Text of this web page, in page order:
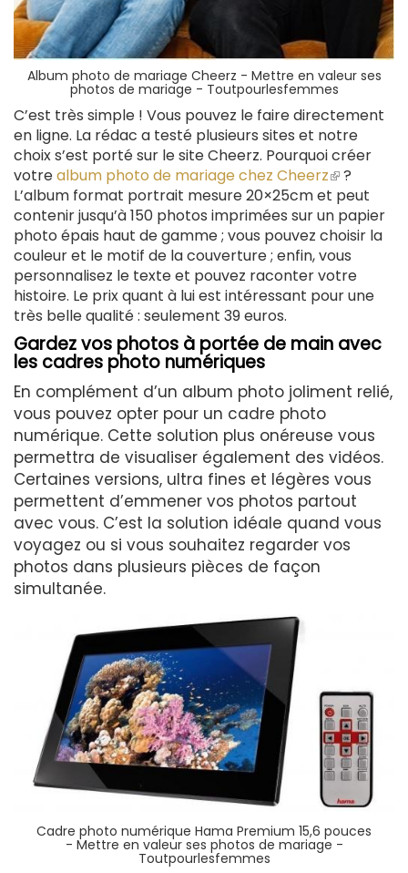
Album photo de mariage Cheerz - Mettre en valeur ses
photos de mariage - Toutpourlesfemmes
C’est très simple ! Vous pouvez le faire directement
en ligne. La rédac a testé plusieurs sites et notre
choix s’est porté sur le site Cheerz. Pourquoi créer
votrealbum photo de mariage chez Cheerz(le
lien
est
externe)
?
L’album format portrait mesure 20×25cm et peut
contenir jusqu’à 150 photos imprimées sur un papier
photo épais haut de gamme ; vous pouvez choisir la
couleur et le motif de la couverture ; enfin, vous
personnalisez le texte et pouvez raconter votre
histoire. Le prix quant à lui est intéressant pour une
très belle qualité : seulement 39 euros.
Gardez vos photos à portée de main avec
les cadres photo numériques
En complément d’un album photo joliment relié,
vous pouvez opter pour un cadre photo
numérique. Cette solution plus onéreuse vous
permettra de visualiser également des vidéos.
Certaines versions, ultra fines et légères vous
permettent d’emmener vos photos partout
avec vous. C’est la solution idéale quand vous
voyagez ou si vous souhaitez regarder vos
photos dans plusieurs pièces de façon
simultanée.
Cadre photo numérique Hama Premium 15,6 pouces
- Mettre en valeur ses photos de mariage -
Toutpourlesfemmes